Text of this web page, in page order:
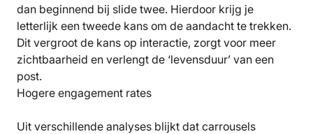
dan beginnend bij slide twee. Hierdoor krijg je
letterlijk een tweede kans om de aandacht te trekken.
Dit vergroot de kans op interactie, zorgt voor meer
zichtbaarheid en verlengt de ‘levensduur’ van een
post.
Hogere engagement rates
Uit verschillende analyses blijkt dat carrousels